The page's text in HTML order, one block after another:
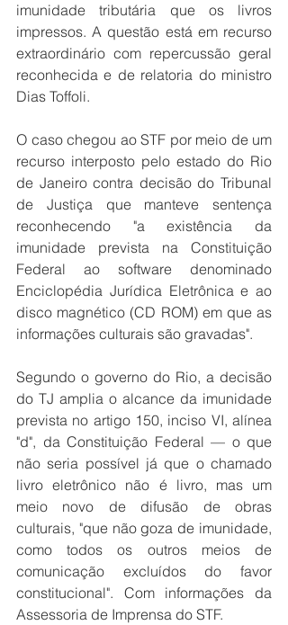
imunidade tributária que os livros
impressos. A questão está em recurso
extraordinário com repercussão geral
reconhecida e de relatoria do ministro
Dias Toffoli.
O caso chegou ao STF por meio de um
recurso interposto pelo estado do Rio
de Janeiro contra decisão do Tribunal
de Justiça que manteve sentença
reconhecendo "a existência da
imunidade prevista na Constituição
Federal ao software denominado
Enciclopédia Jurídica Eletrônica e ao
disco magnético (CD ROM) em que as
informações culturais são gravadas".
Segundo o governo do Rio, a decisão
do TJ amplia o alcance da imunidade
prevista no artigo 150, inciso VI, alínea
"d", da Constituição Federal — o que
não seria possível já que o chamado
livro eletrônico não é livro, mas um
meio novo de difusão de obras
culturais, "que não goza de imunidade,
como todos os outros meios de
comunicação excluídos do favor
constitucional". Com informações da
Assessoria de Imprensa do STF.